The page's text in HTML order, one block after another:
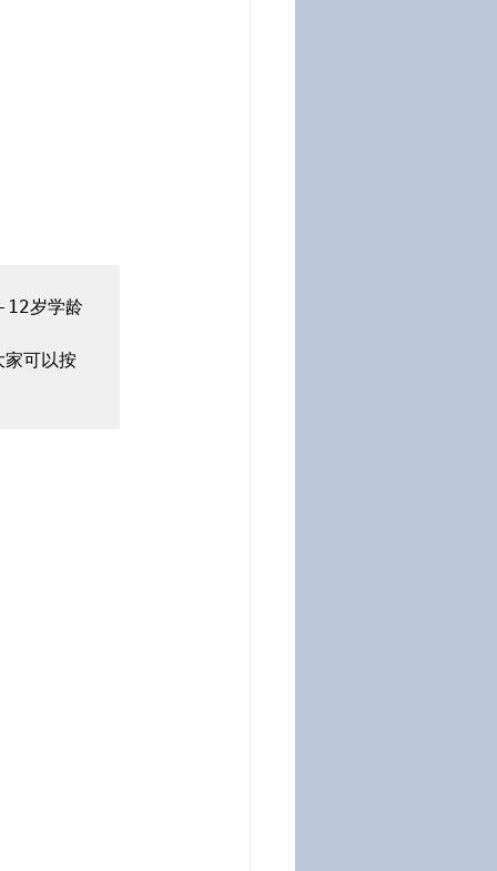
12岁学龄
家可以按